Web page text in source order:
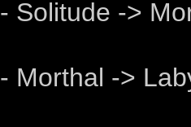
- Solitude ->
- Morthal ->